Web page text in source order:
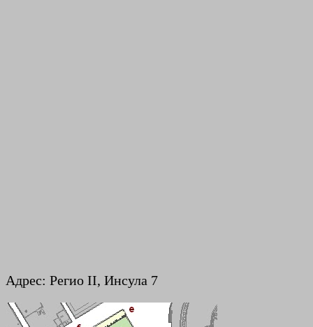
Адрес: Регио II, Инсула 7